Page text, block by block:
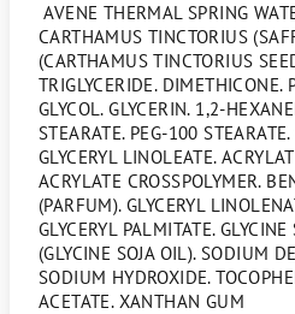
AVENE THERMAL SPRING
CARTHAMUS TINCTORIUS
(CARTHAMUS TINCTORIUS
TRIGLYCERIDE. DIMETHICONE.
GLYCOL. GLYCERIN. 1,2-
STEARATE. PEG-100
GLYCERYL LINOLEATE.
ACRYLATE CROSSPOLYMER.
(PARFUM). GLYCERYL
GLYCERYL PALMITATE.
(GLYCINE SOJA OIL). SODIUM
SODIUM HYDROXIDE.
ACETATE. XANTHAN GUM